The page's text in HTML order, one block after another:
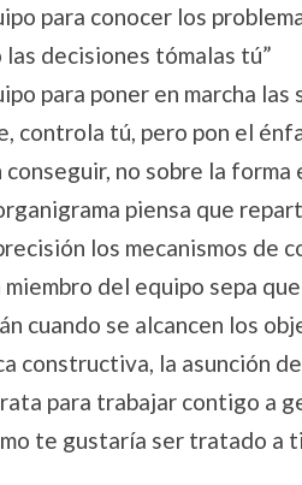
para conocer los
decisiones tómalas tú”
para poner en marcha
controla tú, pero pon el
no sobre la forma
piensa que
los mecanismos de
miembro del equipo sepa
cuando se alcancen los
constructiva, la asunción
para trabajar contigo a
te gustaría ser tratado a